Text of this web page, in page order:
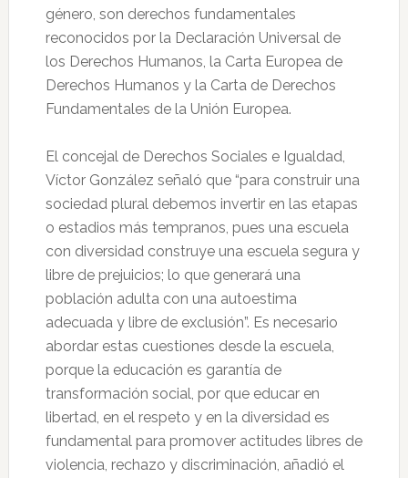
género, son derechos fundamentales
reconocidos por la Declaración Universal de
los Derechos Humanos, la Carta Europea de
Derechos Humanos y la Carta de Derechos
Fundamentales de la Unión Europea.
El concejal de Derechos Sociales e Igualdad,
Víctor González señaló que “para construir una
sociedad plural debemos invertir en las etapas
o estadios más tempranos, pues una escuela
con diversidad construye una escuela segura y
libre de prejuicios; lo que generará una
población adulta con una autoestima
adecuada y libre de exclusión”. Es necesario
abordar estas cuestiones desde la escuela,
porque la educación es garantía de
transformación social, por que educar en
libertad, en el respeto y en la diversidad es
fundamental para promover actitudes libres de
violencia, rechazo y discriminación, añadió el